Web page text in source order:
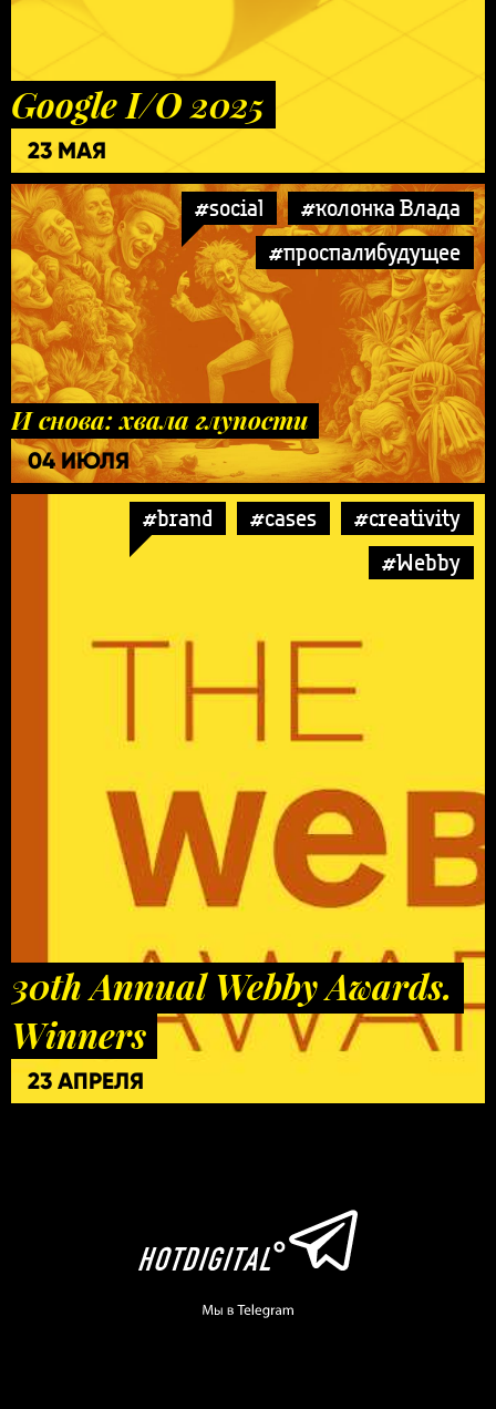
Google I/O 2025
23 МАЯ
#social
#колонка Влада
#проспалибудущее
И снова: хвала глупости
04 ИЮЛЯ
#brand #cases
#creativity
#Webby
30th Annual Webby Awards.
Winners
23 АПРЕЛЯ